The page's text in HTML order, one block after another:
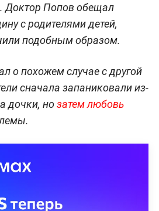
Доктор Попов обещал
с родителями детей,
подобным образом.
о похожем случае с другой
сначала запаниковали из-
дочки, нозатем любовь